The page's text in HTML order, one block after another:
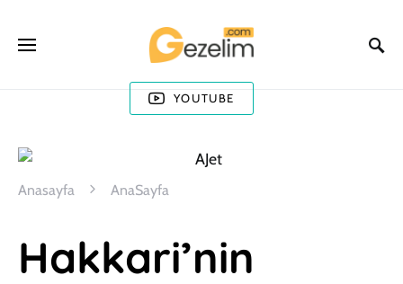
YOUTUBE
Anasayfa AnaSayfa
Hakkari’nin